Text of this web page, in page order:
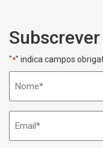
"*" indica campos